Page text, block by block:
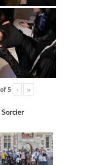
of5 › »